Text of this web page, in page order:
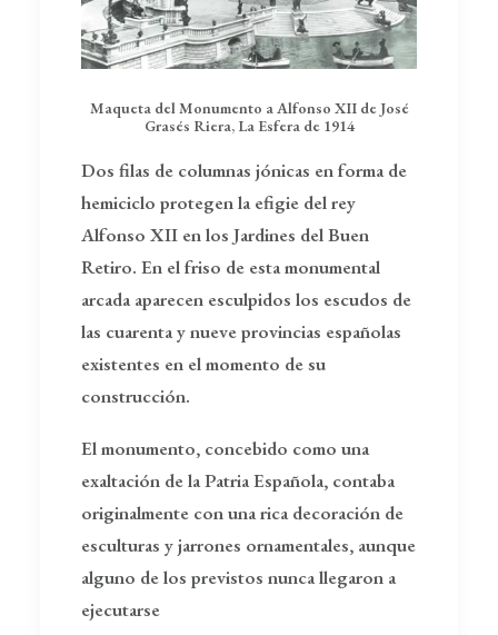
Maqueta del Monumento a Alfonso XII de José
Grasés Riera, La Esfera de 1914
Dos filas de columnas jónicas en forma de
hemiciclo protegen la efigie del rey
Alfonso XII en los Jardines del Buen
Retiro. En el friso de esta monumental
arcada aparecen esculpidos los escudos de
las cuarenta y nueve provincias españolas
existentes en el momento de su
construcción.
El monumento, concebido como una
exaltación de la Patria Española, contaba
originalmente con una rica decoración de
esculturas y jarrones ornamentales, aunque
alguno de los previstos nunca llegaron a
ejecutarse